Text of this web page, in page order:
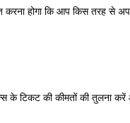
करना होगा कि आप किस तरह से
के टिकट की कीमतों की तुलना